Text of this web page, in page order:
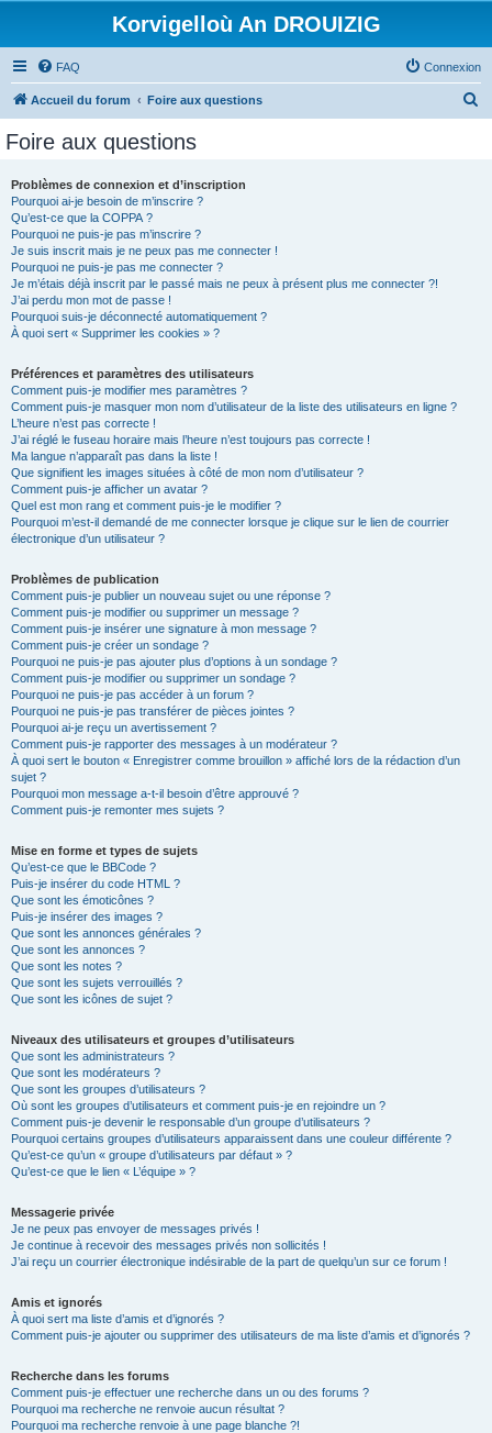
Korvigelloù An DROUIZIG
FAQ Connexion
Accueil du forum Foire aux questions
Foire aux questions
Problèmes de connexion et d’inscription
Pourquoi ai-je besoin de m’inscrire ?
Qu’est-ce que la COPPA ?
Pourquoi ne puis-je pas m’inscrire ?
Je suis inscrit mais je ne peux pas me connecter !
Pourquoi ne puis-je pas me connecter ?
Je m’étais déjà inscrit par le passé mais ne peux à présent plus me connecter ?!
J’ai perdu mon mot de passe !
Pourquoi suis-je déconnecté automatiquement ?
À quoi sert « Supprimer les cookies » ?
Préférences et paramètres des utilisateurs
Comment puis-je modifier mes paramètres ?
Comment puis-je masquer mon nom d’utilisateur de la liste des utilisateurs en ligne ?
L’heure n’est pas correcte !
J’ai réglé le fuseau horaire mais l’heure n’est toujours pas correcte !
Ma langue n’apparaît pas dans la liste !
Que signifient les images situées à côté de mon nom d’utilisateur ?
Comment puis-je afficher un avatar ?
Quel est mon rang et comment puis-je le modifier ?
Pourquoi m’est-il demandé de me connecter lorsque je clique sur le lien de courrier
électronique d’un utilisateur ?
Problèmes de publication
Comment puis-je publier un nouveau sujet ou une réponse ?
Comment puis-je modifier ou supprimer un message ?
Comment puis-je insérer une signature à mon message ?
Comment puis-je créer un sondage ?
Pourquoi ne puis-je pas ajouter plus d’options à un sondage ?
Comment puis-je modifier ou supprimer un sondage ?
Pourquoi ne puis-je pas accéder à un forum ?
Pourquoi ne puis-je pas transférer de pièces jointes ?
Pourquoi ai-je reçu un avertissement ?
Comment puis-je rapporter des messages à un modérateur ?
À quoi sert le bouton « Enregistrer comme brouillon » affiché lors de la rédaction d’un
sujet ?
Pourquoi mon message a-t-il besoin d’être approuvé ?
Comment puis-je remonter mes sujets ?
Mise en forme et types de sujets
Qu’est-ce que le BBCode ?
Puis-je insérer du code HTML ?
Que sont les émoticônes ?
Puis-je insérer des images ?
Que sont les annonces générales ?
Que sont les annonces ?
Que sont les notes ?
Que sont les sujets verrouillés ?
Que sont les icônes de sujet ?
Niveaux des utilisateurs et groupes d’utilisateurs
Que sont les administrateurs ?
Que sont les modérateurs ?
Que sont les groupes d’utilisateurs ?
Où sont les groupes d’utilisateurs et comment puis-je en rejoindre un ?
Comment puis-je devenir le responsable d’un groupe d’utilisateurs ?
Pourquoi certains groupes d’utilisateurs apparaissent dans une couleur différente ?
Qu’est-ce qu’un « groupe d’utilisateurs par défaut » ?
Qu’est-ce que le lien « L’équipe » ?
Messagerie privée
Je ne peux pas envoyer de messages privés !
Je continue à recevoir des messages privés non sollicités !
J’ai reçu un courrier électronique indésirable de la part de quelqu’un sur ce forum !
Amis et ignorés
À quoi sert ma liste d’amis et d’ignorés ?
Comment puis-je ajouter ou supprimer des utilisateurs de ma liste d’amis et d’ignorés ?
Recherche dans les forums
Comment puis-je effectuer une recherche dans un ou des forums ?
Pourquoi ma recherche ne renvoie aucun résultat ?
Pourquoi ma recherche renvoie à une page blanche ?!